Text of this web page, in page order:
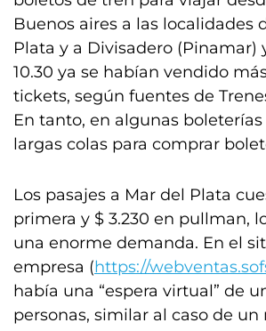
Buenos aires a las localidades
Plata y a Divisadero (Pinamar)
10.30 ya se habían vendido
tickets, según fuentes de
En tanto, en algunas
largas colas para comprar
Los pasajes a Mar del Plata
primera y $ 3.230 en pullman,
una enorme demanda. En el
empresa (https://
había una “espera virtual” de
personas, similar al caso de un